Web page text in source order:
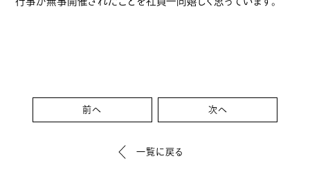
前へ 次へ
一覧に戻る